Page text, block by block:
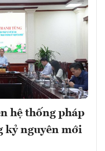
hệ thống pháp
kỷ nguyên mới